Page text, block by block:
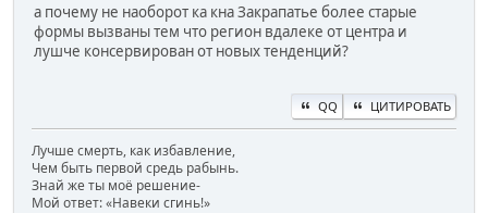
а почему не наоборот ка кна Закрапатье более старые
формы вызваны тем что регион вдалеке от центра и
лушче консервирован от новых тенденций?
QQ ЦИТИРОВАТЬ
Лучше смерть, как избавление,
Чем быть первой средь рабынь.
Знай же ты моё решение-
Мой ответ: «Навеки сгинь!»